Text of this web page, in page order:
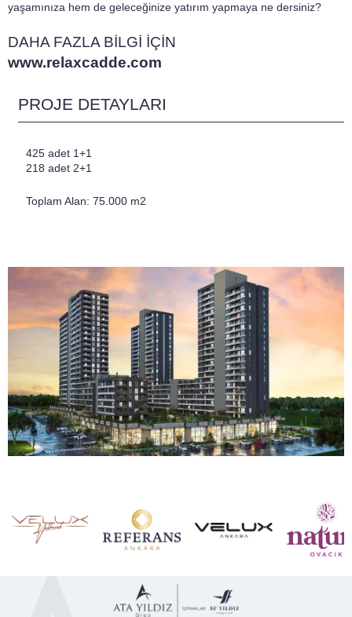
yaşamınıza hem de geleceğinize yatırım yapmaya ne dersiniz?
DAHA FAZLA BİLGİ İÇİN
www.relaxcadde.com
PROJE DETAYLARI
425 adet 1+1
218 adet 2+1
Toplam Alan: 75.000 m2